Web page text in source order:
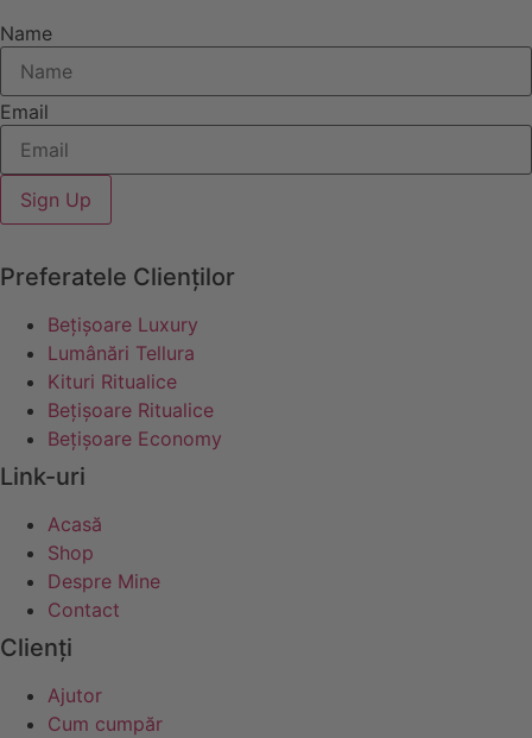
Name
Email
Sign Up
Preferatele Clienților
Bețișoare Luxury
Lumânări Tellura
Kituri Ritualice
Bețișoare Ritualice
Bețișoare Economy
Link-uri
Acasă
Shop
Despre Mine
Contact
Clienți
Ajutor
Cum cumpăr